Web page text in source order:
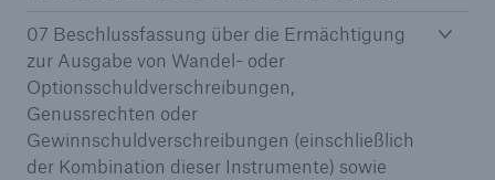
07 Beschlussfassung über die Ermächtigung
zur Ausgabe von Wandel- oder
Optionsschuldverschreibungen,
Genussrechten oder
Gewinnschuldverschreibungen (einschließlich
der Kombination dieser Instrumente) sowie
71.8%